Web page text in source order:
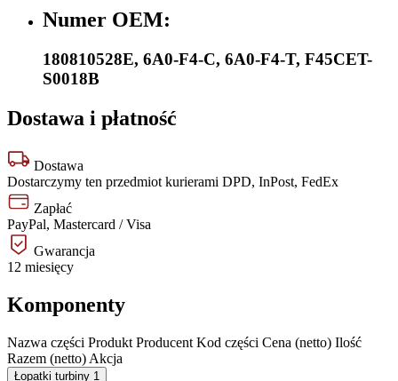
Numer OEM:
180810528E, 6A0-F4-C, 6A0-F4-T, F45CET-
S0018B
Dostawa i płatność
Dostawa
Dostarczymy ten przedmiot kurierami DPD, InPost, FedEx
Zapłać
PayPal, Mastercard / Visa
Gwarancja
12 miesięcy
Komponenty
Nazwa części Produkt Producent Kod części Cena (netto) Ilość
Razem (netto) Akcja
Łopatki turbiny 1